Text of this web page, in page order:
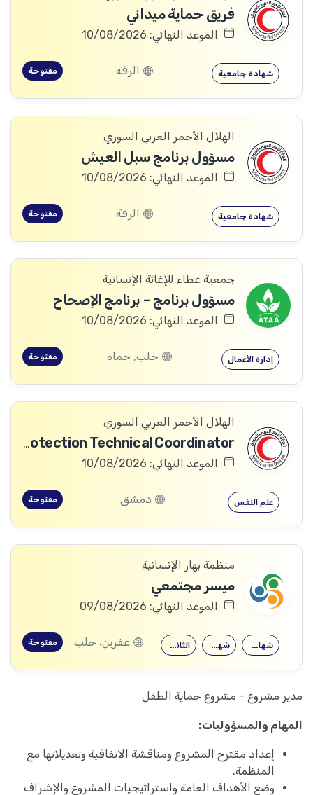
فريق حماية ميداني
الموعد النهائي: 10/08/2026
شهادة جامعية الرقة مفتوحة
الهلال الأحمر العربي السوري
مسؤول برنامج سبل العيش
الموعد النهائي: 10/08/2026
شهادة جامعية الرقة مفتوحة
جمعية عطاء للإغاثة الإنسانية
مسؤول برنامج – برنامج الإصحاح
الموعد النهائي: 10/08/2026
إدارة الأعمال حلب, حماة مفتوحة
الهلال الأحمر العربي السوري
Community Services and Protection Technical Coordinator
الموعد النهائي: 10/08/2026
علم النفس دمشق مفتوحة
منظمة بهار الإنسانية
ميسر مجتمعي
الموعد النهائي: 09/08/2026
الثانوية العامة شهادة معهد شهادة جامعية عفرين، حلب مفتوحة
مدير مشروع - مشروع حماية الطفل
المهام والمسؤوليات:
إعداد مقترح المشروع ومناقشة الاتفاقية وتعديلاتها مع
المنظمة.
وضع الأهداف العامة واستراتيجيات المشروع والإشراف